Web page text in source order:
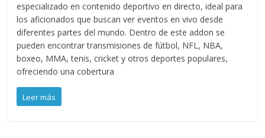
especializado en contenido deportivo en directo, ideal para
los aficionados que buscan ver eventos en vivo desde
diferentes partes del mundo. Dentro de este addon se
pueden encontrar transmisiones de fútbol, NFL, NBA,
boxeo, MMA, tenis, cricket y otros deportes populares,
ofreciendo una cobertura
Leer más